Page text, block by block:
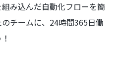
み込んだ自動化フローを簡
チームに、24時間365日働